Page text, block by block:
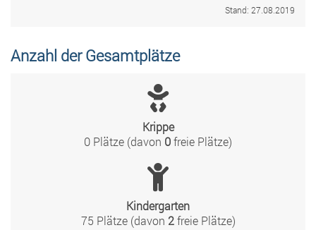
Stand: 27.08.2019
Anzahl der Gesamtplätze
Krippe
0 Plätze (davon 0freie Plätze)
Kindergarten
75 Plätze (davon 2freie Plätze)